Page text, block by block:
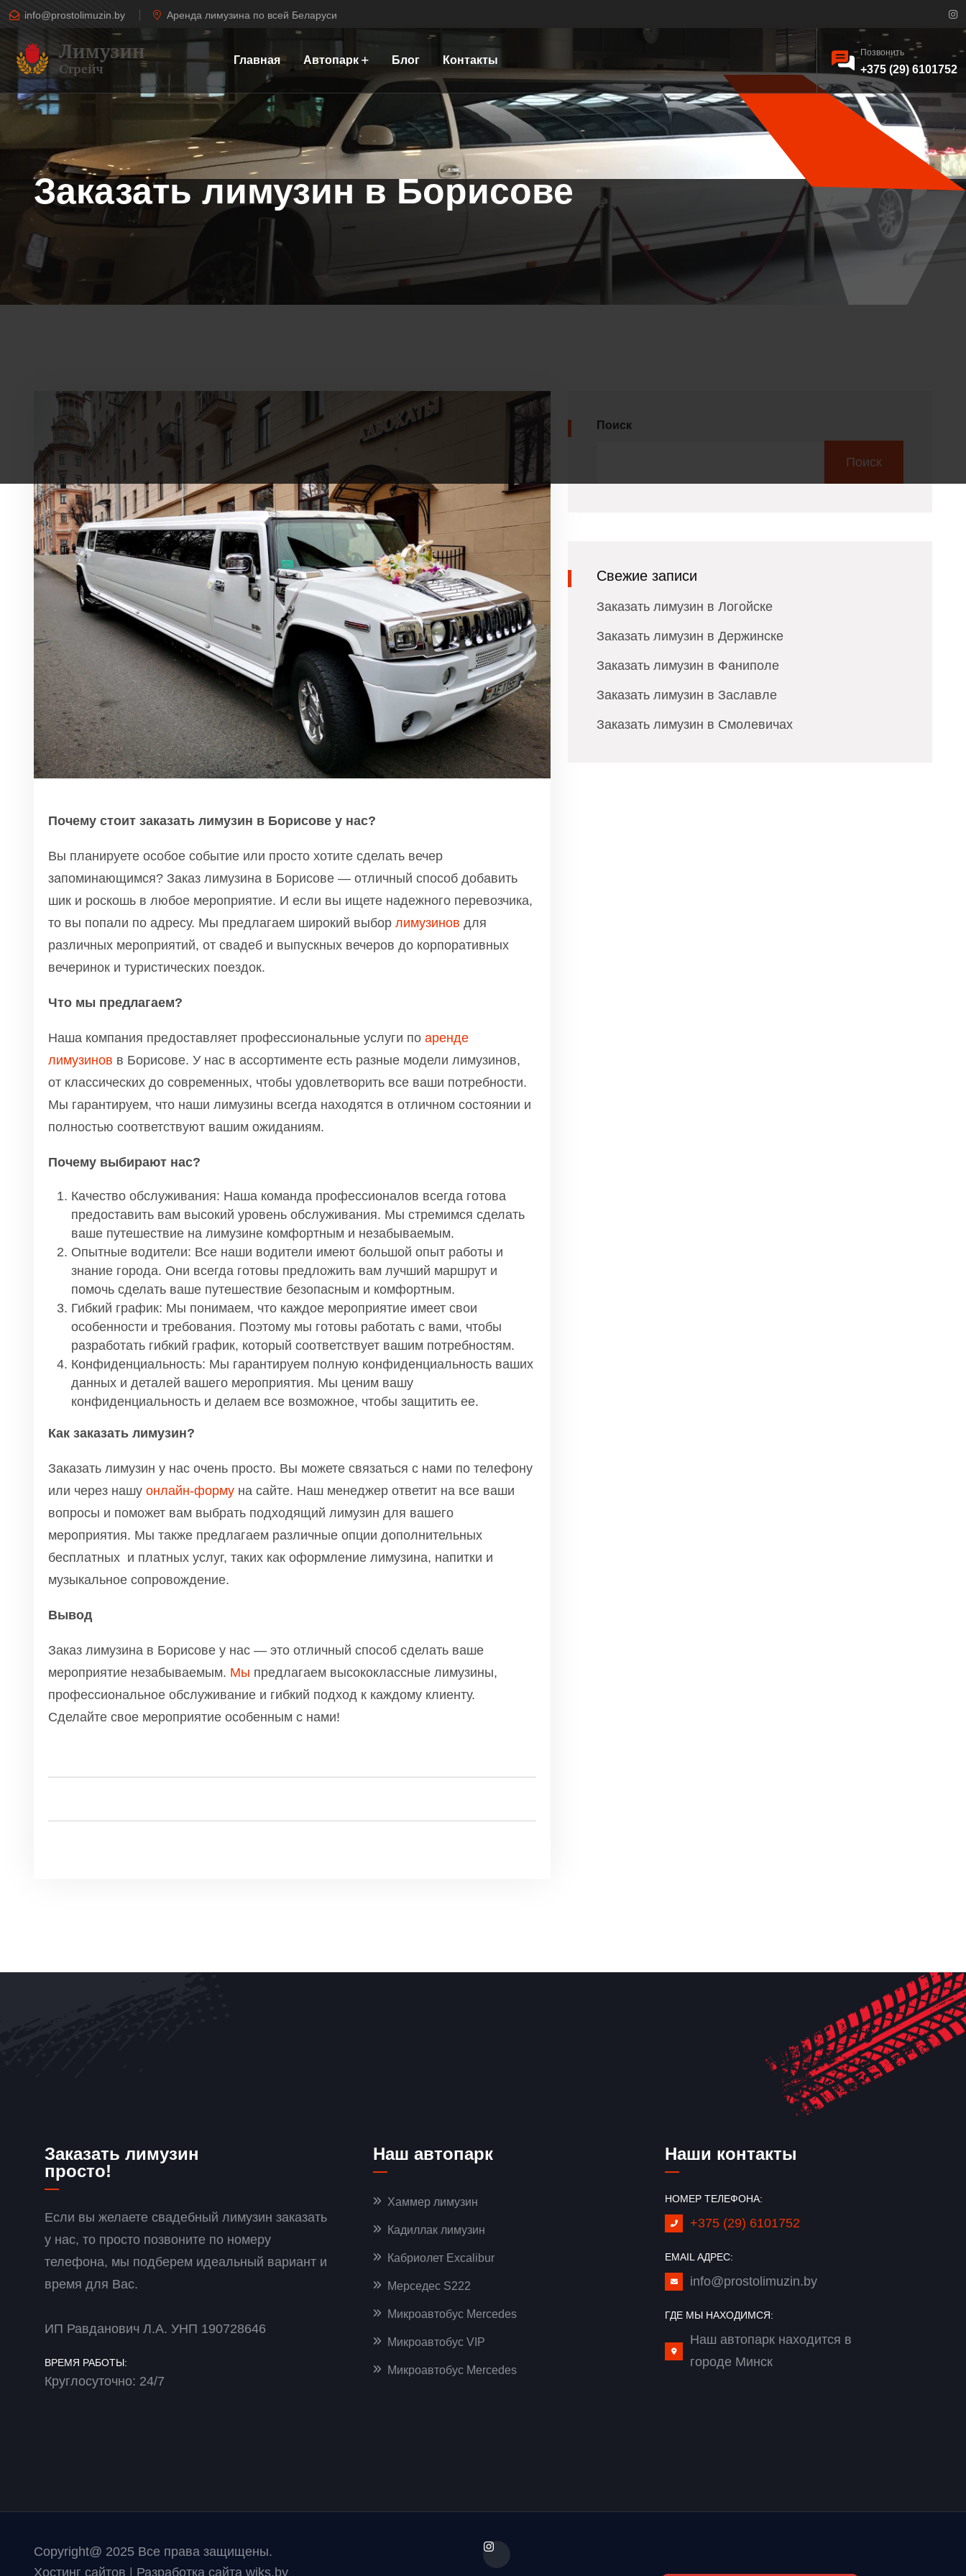
info@prostolimuzin.by Аренда лимузина по всей Беларуси
Главная Автопарк Блог Контакты
Позвонить
+375 (29) 6101752
Заказать лимузин в Борисове
Почему стоит заказать лимузин в Борисове у нас?
Вы планируете особое событие или просто хотите сделать вечер
запоминающимся? Заказ лимузина в Борисове — отличный способ добавить
шик и роскошь в любое мероприятие. И если вы ищете надежного перевозчика,
то вы попали по адресу. Мы предлагаем широкий выбор лимузинов для
различных мероприятий, от свадеб и выпускных вечеров до корпоративных
вечеринок и туристических поездок.
Что мы предлагаем?
Наша компания предоставляет профессиональные услуги по аренде
лимузинов в Борисове. У нас в ассортименте есть разные модели лимузинов,
от классических до современных, чтобы удовлетворить все ваши потребности.
Мы гарантируем, что наши лимузины всегда находятся в отличном состоянии и
полностью соответствуют вашим ожиданиям.
Почему выбирают нас?
Качество обслуживания: Наша команда профессионалов всегда готова
предоставить вам высокий уровень обслуживания. Мы стремимся сделать
ваше путешествие на лимузине комфортным и незабываемым.
Опытные водители: Все наши водители имеют большой опыт работы и
знание города. Они всегда готовы предложить вам лучший маршрут и
помочь сделать ваше путешествие безопасным и комфортным.
Гибкий график: Мы понимаем, что каждое мероприятие имеет свои
особенности и требования. Поэтому мы готовы работать с вами, чтобы
разработать гибкий график, который соответствует вашим потребностям.
Конфиденциальность: Мы гарантируем полную конфиденциальность ваших
данных и деталей вашего мероприятия. Мы ценим вашу
конфиденциальность и делаем все возможное, чтобы защитить ее.
Как заказать лимузин?
Заказать лимузин у нас очень просто. Вы можете связаться с нами по телефону
или через нашу онлайн-форму на сайте. Наш менеджер ответит на все ваши
вопросы и поможет вам выбрать подходящий лимузин для вашего
мероприятия. Мы также предлагаем различные опции дополнительных
бесплатных и платных услуг, таких как оформление лимузина, напитки и
музыкальное сопровождение.
Вывод
Заказ лимузина в Борисове у нас — это отличный способ сделать ваше
мероприятие незабываемым. Мы предлагаем высококлассные лимузины,
профессиональное обслуживание и гибкий подход к каждому клиенту.
Сделайте свое мероприятие особенным с нами!
Поиск
Поиск
Свежие записи
Заказать лимузин в Логойске
Заказать лимузин в Держинске
Заказать лимузин в Фаниполе
Заказать лимузин в Заславле
Заказать лимузин в Смолевичах
Заказать лимузин
просто!
Если вы желаете свадебный лимузин заказать
у нас, то просто позвоните по номеру
телефона, мы подберем идеальный вариант и
время для Вас.
ИП Равданович Л.А. УНП 190728646
ВРЕМЯ РАБОТЫ:
Круглосуточно: 24/7
Наш автопарк
Хаммер лимузин
Кадиллак лимузин
Кабриолет Excalibur
Мерседес S222
Микроавтобус Mercedes
Микроавтобус VIP
Микроавтобус Mercedes
Наши контакты
НОМЕР ТЕЛЕФОНА:
+375 (29) 6101752
EMAIL АДРЕС:
info@prostolimuzin.by
ГДЕ МЫ НАХОДИМСЯ:
Наш автопарк находится в
городе Минск
Copyright@ 2025 Все права защищены.
Хостинг сайтов | Разработка сайта wiks.by